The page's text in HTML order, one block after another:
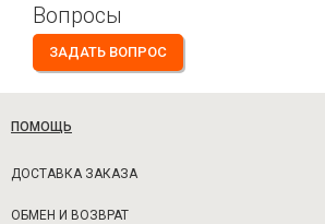
Вопросы
ЗАДАТЬ ВОПРОС
ПОМОЩЬ
ДОСТАВКА ЗАКАЗА
ОБМЕН И ВОЗВРАТ